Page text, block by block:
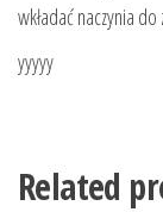
wkładać naczynia
yyyyy
Related